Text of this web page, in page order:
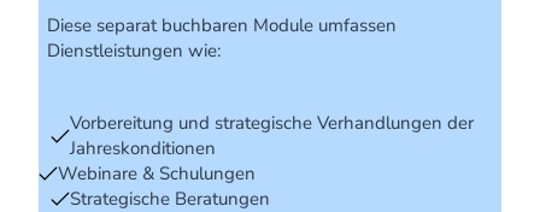
Diese separat buchbaren Module umfassen
Dienstleistungen wie:
Vorbereitung und strategische Verhandlungen der
Jahreskonditionen
Webinare & Schulungen
Strategische Beratungen